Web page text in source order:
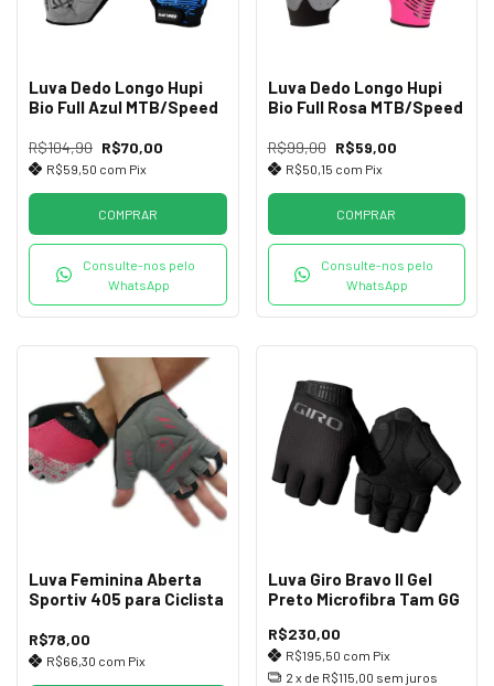
Luva Dedo Longo Hupi
Bio Full Azul MTB/Speed
R$104,90 R$70,00
R$59,50 com Pix
COMPRAR
Consulte-nos pelo
WhatsApp
Luva Dedo Longo Hupi
Bio Full Rosa MTB/Speed
R$99,00 R$59,00
R$50,15 com Pix
COMPRAR
Consulte-nos pelo
WhatsApp
Luva Feminina Aberta
Sportiv 405 para Ciclista
R$78,00
R$66,30 com Pix
Luva Giro Bravo II Gel
Preto Microfibra Tam GG
R$230,00
R$195,50 com Pix
2 x de R$115,00 sem juros